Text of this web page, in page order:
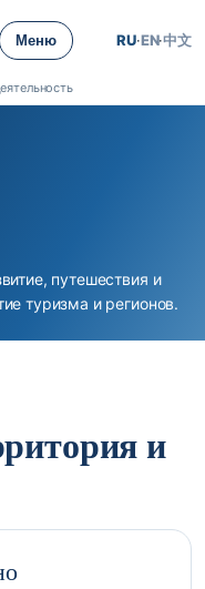
Меню RU·EN·中文
путешествия и
туризма и регионов.
и